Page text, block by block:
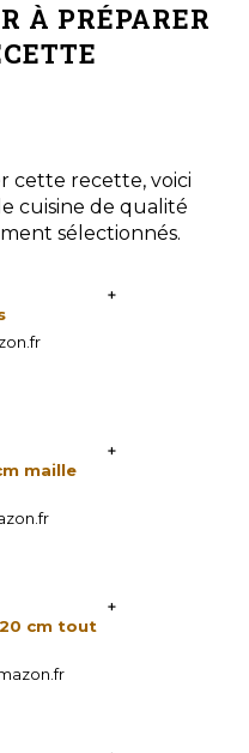
À PRÉPARER
cette recette, voici
cuisine de qualité
sélectionnés.
maille
cm tout